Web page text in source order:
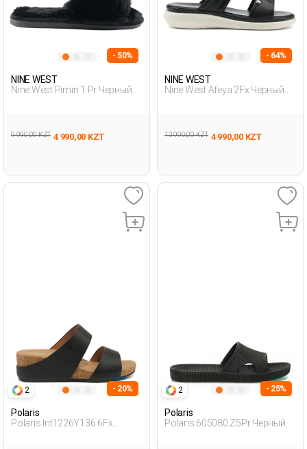
- 50%
NINE WEST
Nine West Pimin 1 Pr Черный
9 990,00 KZT 4 990,00 KZT
- 64%
NINE WEST
Nine West Afeya 2Fx Черный
13 990,00 KZT 4 990,00 KZT
2 - 20%
Polaris
Polaris Int1226Y136 6Fx
2 - 25%
Polaris
Polaris 605080.Z5Pr Черный